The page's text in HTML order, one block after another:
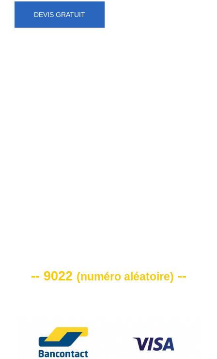
DEVIS GRATUIT
-- 9022 (numéro aléatoire) --